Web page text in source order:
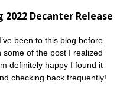
Decanter Release
been to this blog before
of the post I realized
definitely happy I found it
checking back frequently!